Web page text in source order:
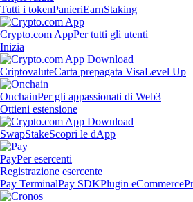
Tutti i tokenPanieriEarnStaking
Crypto.com AppPer tutti gli utenti
Inizia
CriptovaluteCarta prepagata VisaLevel Up
OnchainPer gli appassionati di Web3
Ottieni estensione
SwapStakeScopri le dApp
PayPer esercenti
Registrazione esercente
Pay TerminalPay SDKPlugin eCommerce